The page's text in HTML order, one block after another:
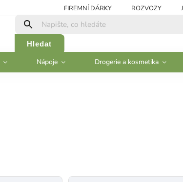
FIREMNÍ DÁRKY ROZVOZY
Hledat
Nápoje Drogerie a kosmetika